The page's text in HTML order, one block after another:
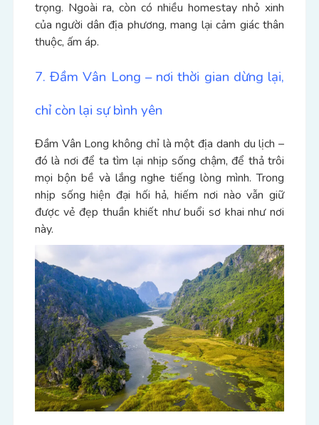
trọng. Ngoài ra, còn có nhiều homestay nhỏ xinh
của người dân địa phương, mang lại cảm giác thân
thuộc, ấm áp.
7. Đầm Vân Long – nơi thời gian dừng lại,
chỉ còn lại sự bình yên
Đầm Vân Long không chỉ là một địa danh du lịch –
đó là nơi để ta tìm lại nhịp sống chậm, để thả trôi
mọi bộn bề và lắng nghe tiếng lòng mình. Trong
nhịp sống hiện đại hối hả, hiếm nơi nào vẫn giữ
được vẻ đẹp thuần khiết như buổi sơ khai như nơi
này.